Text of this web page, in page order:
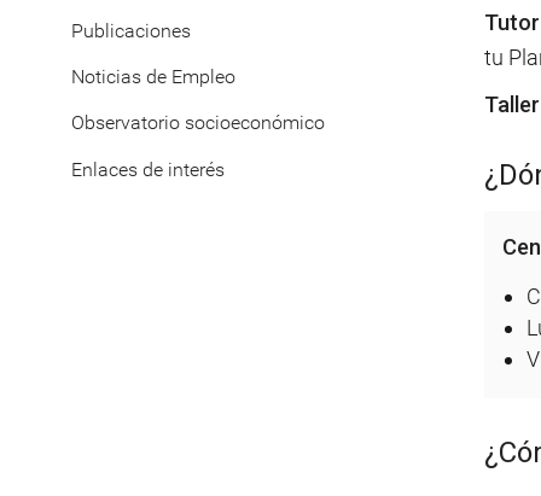
tu
Publicaciones
Noticias de Empleo
Observatorio socioeconómico
Enlaces de interés